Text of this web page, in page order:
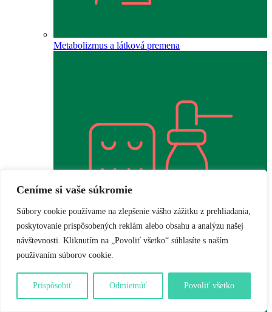
Ceníme si vaše súkromie
Súbory cookie používame na zlepšenie vášho zážitku z prehliadania,
poskytovanie prispôsobených reklám alebo obsahu a analýzu našej
návštevnosti. Kliknutím na „Povoliť všetko“ súhlasíte s naším
používaním súborov cookie.
Prispôsobiť Odmietnúť Povoliť všetko
Metabolizmus a látková premena
Minerály